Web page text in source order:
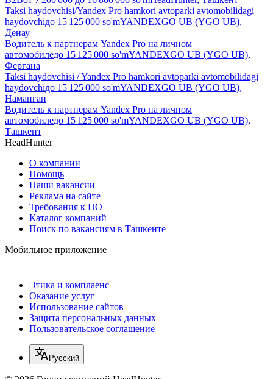
Taksi haydovchisi/Yandex Pro hamkori avtoparki avtomobilidagi
haydovchiдо 15 125 000 so'mYANDEXGO UB (YGO UB),
Денау
Водитель к партнерам Yandex Pro на личном
автомобиледо 15 125 000 so'mYANDEXGO UB (YGO UB),
Фергана
Taksi haydovchisi / Yandex Pro hamkori avtoparki avtomobilidagi
haydovchiдо 15 125 000 so'mYANDEXGO UB (YGO UB),
Наманган
Водитель к партнерам Yandex Pro на личном
автомобиледо 15 125 000 so'mYANDEXGO UB (YGO UB),
Ташкент
HeadHunter
О компании
Помощь
Наши вакансии
Реклама на сайте
Требования к ПО
Каталог компаний
Поиск по вакансиям в Ташкенте
Мобильное приложение
Этика и комплаенс
Оказание услуг
Использование сайтов
Защита персональных данных
Пользовательское соглашение
Русский